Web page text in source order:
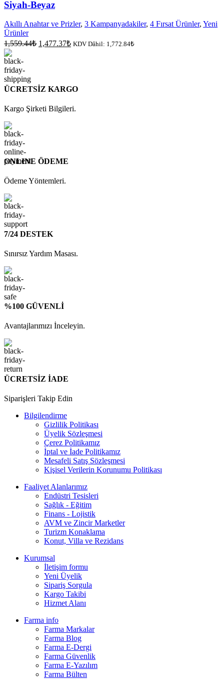
Siyah-Beyaz
Akıllı Anahtar ve Prizler, 3 Kampanyadakiler, 4 Fırsat Ürünler, Yeni
Ürünler
1,559.44₺ Orijinal
1,477.37₺Şu
KDV Dâhil: 1,772.84₺
ÜCRETSİZ KARGO
Kargo Şirketi Bilgileri.
ONLINE ÖDEME
Ödeme Yöntemleri.
7/24 DESTEK
Sınırsız Yardım Masası.
%100 GÜVENLİ
Avantajlarımızı İnceleyin.
ÜCRETSİZ İADE
Siparişleri Takip Edin
Bilgilendirme
Gizlilik Politikası
Üyelik Sözleşmesi
Çerez Politikamız
İptal ve İade Politikamız
Mesafeli Satış Sözleşmesi
Kişisel Verilerin Korunumu Politikası
Faaliyet Alanlarımız
Endüstri Tesisleri
Sağlık - Eğitim
Finans - Lojistik
AVM ve Zincir Marketler
Turizm Konaklama
Konut, Villa ve Rezidans
Kurumsal
İletişim formu
Yeni Üyelik
Sipariş Sorgula
Kargo Takibi
Hizmet Alanı
Farma info
Farma Markalar
Farma Blog
Farma E-Dergi
Farma Güvenlik
Farma E-Yazılım
Farma Bülten